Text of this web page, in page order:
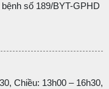
số 189/BYT-GPHD
Chiều: 13h00 – 16h30,